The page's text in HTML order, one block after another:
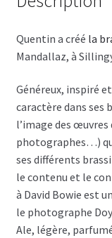
Quentin a créé la
Mandallaz, à
Généreux, inspiré
caractère dans ses
l’image des
photographes…)
ses différents
le contenu et le
à David Bowie est
le photographe
Ale, légère,